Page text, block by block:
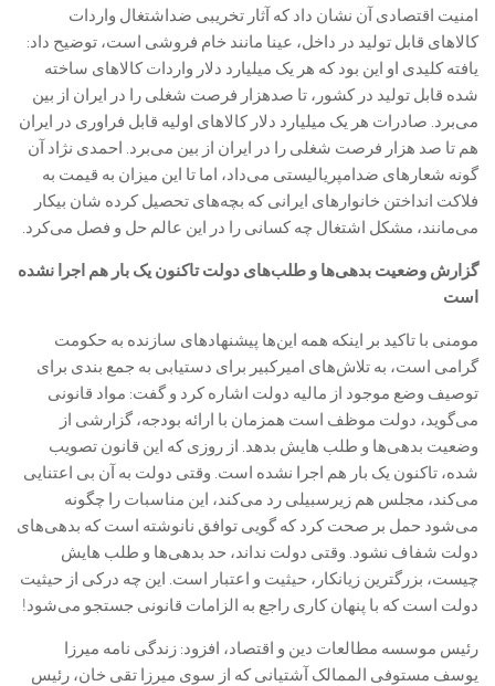
امنیت اقتصادی آن نشان داد که آثار تخریبی ضداشتغال واردات
کالا‌های قابل تولید در داخل، عینا مانند خام فروشی است، توضیح داد:
یافته کلیدی او این بود که هر یک میلیارد دلار واردات کالا‌های ساخته
شده قابل تولید در کشور، تا صدهزار فرصت شغلی را در ایران از بین
می‌برد. صادرات هر یک میلیارد دلار کالا‌های اولیه قابل فراوری در ایران
هم تا صد هزار فرصت شغلی را در ایران از بین می‌برد. احمدی نژاد آن
گونه شعار‌های ضدامپریالیستی می‌داد، اما تا این میزان به قیمت به
فلاکت انداختن خانوار‌های ایرانی که بچه‌های تحصیل کرده شان بیکار
می‌مانند، مشکل اشتغال چه کسانی را در این عالم حل و فصل می‌کرد.
گزارش وضعیت بدهی‌ها و طلب‌های دولت تاکنون یک بار هم اجرا نشده
است
مومنی با تاکید بر اینکه همه این‌ها پیشنهاد‌های سازنده به حکومت
گرامی است، به تلاش‌های امیرکبیر برای دستیابی به جمع بندی برای
توصیف وضع موجود از مالیه دولت اشاره کرد و گفت: مواد قانونی
می‌گوید، دولت موظف است همزمان با ارائه بودجه، گزارشی از
وضعیت بدهی‌ها و طلب هایش بدهد. از روزی که این قانون تصویب
شده، تاکنون یک بار هم اجرا نشده است. وقتی دولت به آن بی اعتنایی
می‌کند، مجلس هم زیرسبیلی رد می‌کند، این مناسبات را چگونه
می‌شود حمل بر صحت کرد که گویی توافق نانوشته است که بدهی‌های
دولت شفاف نشود. وقتی دولت نداند، حد بدهی‌ها و طلب هایش
چیست، بزرگترین زیانکار، حیثیت و اعتبار است. این چه درکی از حیثیت
دولت است که با پنهان کاری راجع به الزامات قانونی جستجو می‌شود!
رئیس موسسه مطالعات دین و اقتصاد، افزود: زندگی نامه میرزا
یوسف مستوفی الممالک آشتیانی که از سوی میرزا تقی خان، رئیس